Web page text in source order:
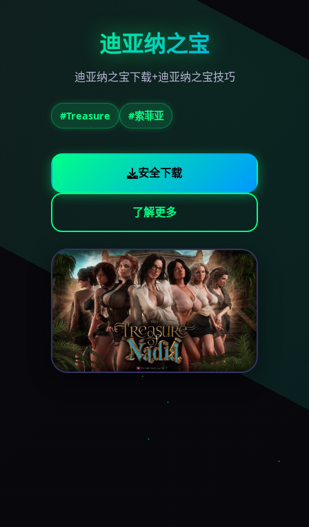
迪亚纳之宝
迪亚纳之宝下载+迪亚纳之宝技巧
#Treasure #索菲亚
安全下载
了解更多